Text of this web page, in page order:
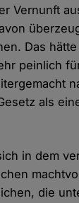
Vernunft
Das hätte
peinlich
als
in dem
die